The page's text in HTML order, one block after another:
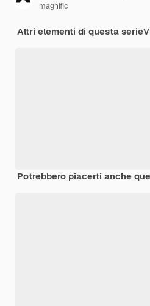
magnific
Altri elementi di questa serie
Potrebbero piacerti anche